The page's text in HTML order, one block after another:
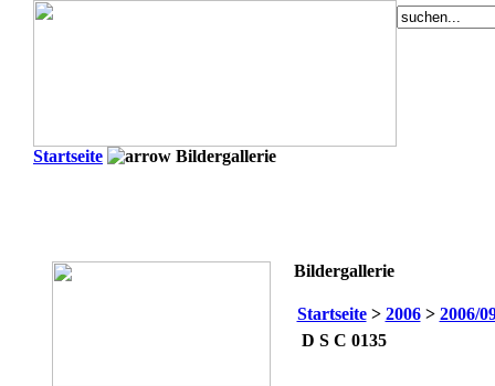
Startseite Bildergallerie
Bildergallerie
Startseite> 2006> 2006/
D S C 0135